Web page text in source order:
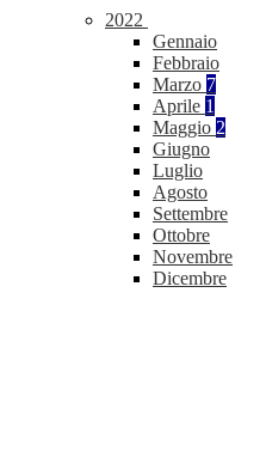
2022
Gennaio
Febbraio
Marzo 7
Aprile 1
Maggio 2
Giugno
Luglio
Agosto
Settembre
Ottobre
Novembre
Dicembre